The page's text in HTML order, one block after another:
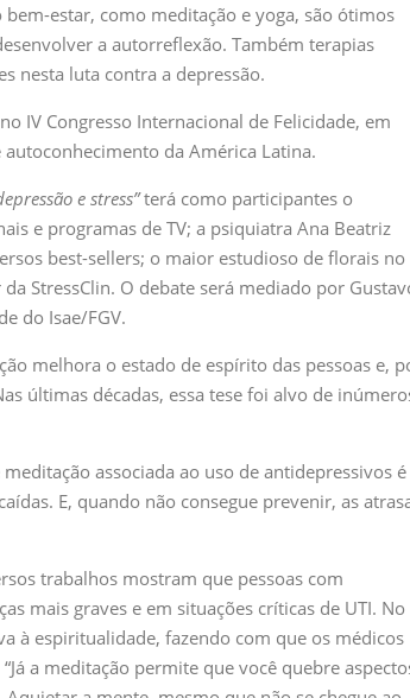
estar, como meditação e yoga, são ótimos
a autorreflexão. Também terapias
nesta luta contra a depressão.
IV Congresso Internacional de Felicidade, em
da América Latina.
e stress”terá como participantes o
e programas de TV; a psiquiatra Ana Beatriz
best-sellers; o maior estudioso de florais no
StressClin. O debate será mediado por
do Isae/FGV.
melhora o estado de espírito das pessoas e,
últimas décadas, essa tese foi alvo de
associada ao uso de antidepressivos é
E, quando não consegue prevenir, as
trabalhos mostram que pessoas com
mais graves e em situações críticas de UTI. No
à espiritualidade, fazendo com que os médicos
a meditação permite que você quebre